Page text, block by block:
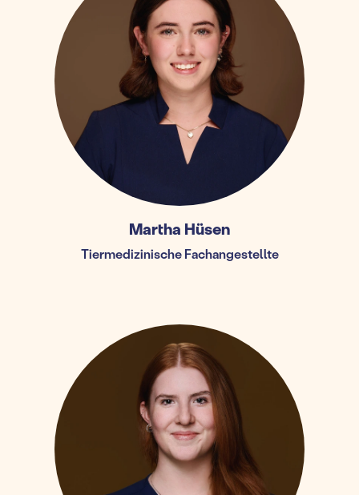
Martha Hüsen
Tiermedizinische Fachangestellte